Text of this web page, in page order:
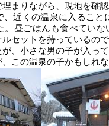
まりながら、現地を確
、近くの温泉に入ること
。昼ごはんも食べてい
セットを持っているの
、小さな男の子が入っ
この温泉の子かもしれ